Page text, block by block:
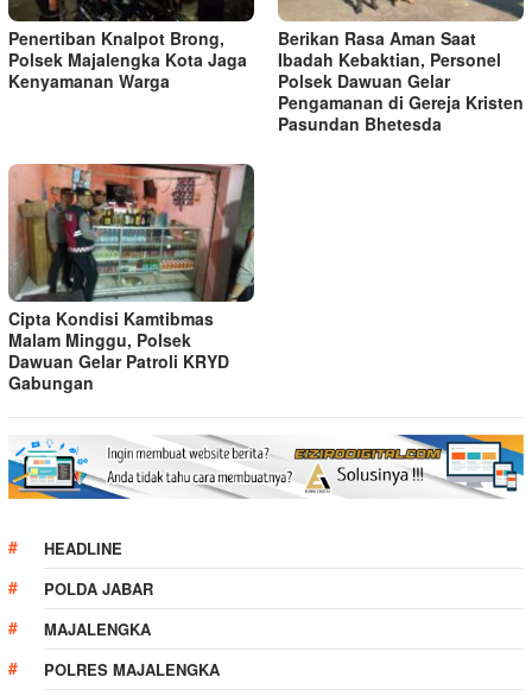
Penertiban Knalpot Brong,
Polsek Majalengka Kota Jaga
Kenyamanan Warga
Berikan Rasa Aman Saat
Ibadah Kebaktian, Personel
Polsek Dawuan Gelar
Pengamanan di Gereja Kristen
Pasundan Bhetesda
Cipta Kondisi Kamtibmas
Malam Minggu, Polsek
Dawuan Gelar Patroli KRYD
Gabungan
HEADLINE
POLDA JABAR
MAJALENGKA
POLRES MAJALENGKA